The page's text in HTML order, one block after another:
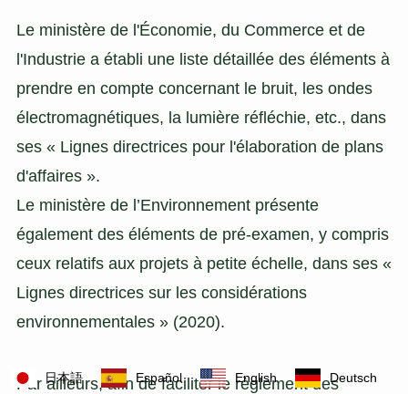
Le ministère de l'Économie, du Commerce et de
l'Industrie a établi une liste détaillée des éléments à
prendre en compte concernant le bruit, les ondes
électromagnétiques, la lumière réfléchie, etc., dans
ses « Lignes directrices pour l'élaboration de plans
d'affaires ».
Le ministère de l’Environnement présente
également des éléments de pré-examen, y compris
ceux relatifs aux projets à petite échelle, dans ses «
Lignes directrices sur les considérations
environnementales » (2020).
Par ailleurs, afin de faciliter le règlement desDeutsch
English
Español
日本語